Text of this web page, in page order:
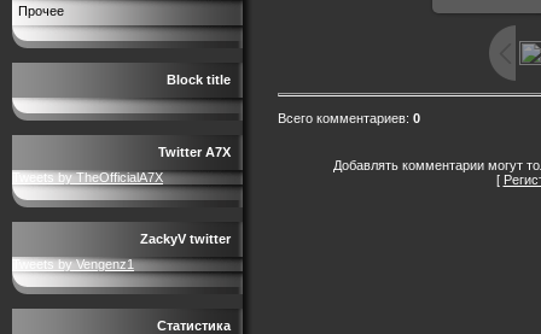
Прочее
Block title
Twitter A7X
Tweets by TheOfficialA7X
ZackyV twitter
Tweets by Vengenz1
Статистика
Всего комментариев: 0
Добавлять комментарии могут
[